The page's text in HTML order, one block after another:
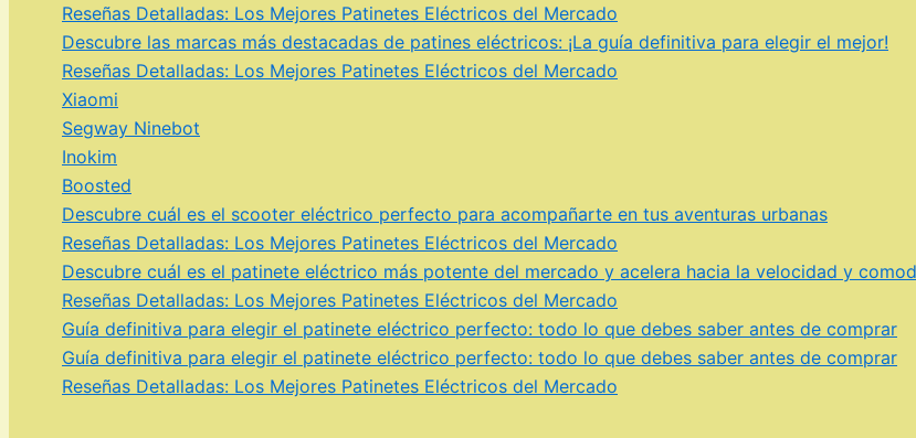
Reseñas Detalladas: Los Mejores Patinetes Eléctricos del Mercado
Descubre las marcas más destacadas de patines eléctricos: ¡La guía definitiva para elegir el mejor!
Reseñas Detalladas: Los Mejores Patinetes Eléctricos del Mercado
Xiaomi
Segway Ninebot
Inokim
Boosted
Descubre cuál es el scooter eléctrico perfecto para acompañarte en tus aventuras urbanas
Reseñas Detalladas: Los Mejores Patinetes Eléctricos del Mercado
Descubre cuál es el patinete eléctrico más potente del mercado y acelera hacia la velocidad y
Reseñas Detalladas: Los Mejores Patinetes Eléctricos del Mercado
Guía definitiva para elegir el patinete eléctrico perfecto: todo lo que debes saber antes de comprar
Guía definitiva para elegir el patinete eléctrico perfecto: todo lo que debes saber antes de comprar
Reseñas Detalladas: Los Mejores Patinetes Eléctricos del Mercado